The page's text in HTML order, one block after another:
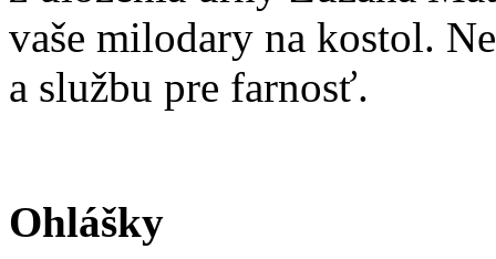
vaše milodary na kostol.
a službu pre farnosť.
Ohlášky